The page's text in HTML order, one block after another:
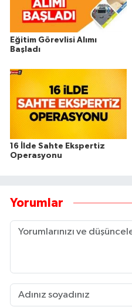
Eğitim Görevlisi Alımı
Başladı
16 İlde Sahte Ekspertiz
Operasyonu
Yorumlar